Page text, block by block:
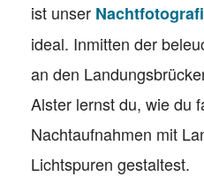
ist unser
ideal. Inmitten der
an den
Alster lernst du, wie du
Nachtaufnahmen mit
Lichtspuren gestaltest.